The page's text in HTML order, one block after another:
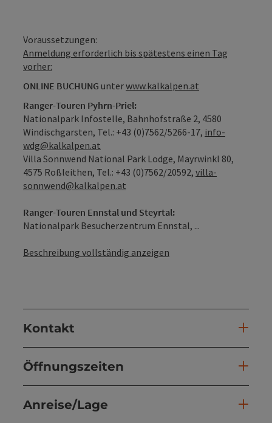
Voraussetzungen:
Anmeldung erforderlich bis spätestens einen Tag
vorher:
ONLINE BUCHUNG unterwww.kalkalpen.at
Ranger-Touren Pyhrn-Priel:
Nationalpark Infostelle, Bahnhofstraße 2, 4580
Windischgarsten, Tel.: +43 (0)7562/5266-17, info-
wdg@kalkalpen.at
Villa Sonnwend National Park Lodge, Mayrwinkl 80,
4575 Roßleithen, Tel.: +43 (0)7562/20592, villa-
sonnwend@kalkalpen.at
Ranger-Touren Ennstal und Steyrtal:
Nationalpark Besucherzentrum Ennstal, ...
Beschreibung vollständig anzeigen
Kontakt
Öffnungszeiten
Anreise/Lage